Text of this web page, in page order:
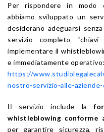
Per rispondere in modo
abbiamo sviluppato un
desiderano adeguarsi
servizio completo
implementare il
e immediatamente operativo:
https://
nostro-servizio-alle-
Il servizio include la
whistleblowing conforme
per garantire sicurezza,